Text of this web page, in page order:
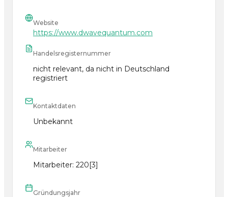
Website
https://www.dwavequantum.com
Handelsregisternummer
nicht relevant, da nicht in Deutschland
registriert
Kontaktdaten
Unbekannt
Mitarbeiter
Mitarbeiter: 220[3]
Gründungsjahr